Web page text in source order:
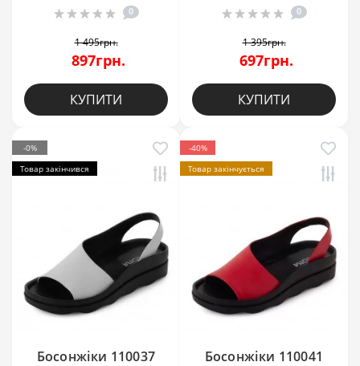
0
1 495грн.
897грн.
КУПИТИ
0
1 395грн.
697грн.
КУПИТИ
-0%
Товар закінчився
Босонжіки 110037
-40%
Товар закінчується
Босонжіки 110041